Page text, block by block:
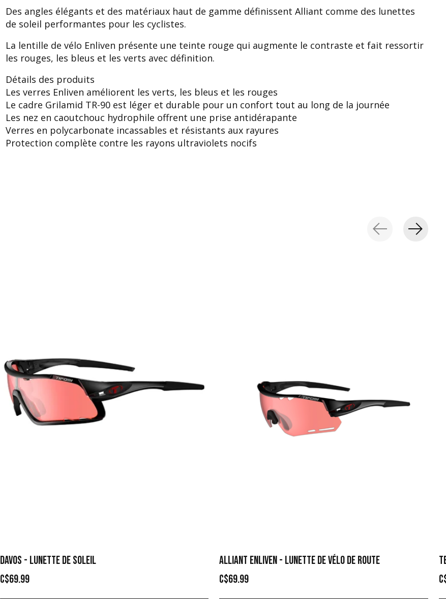
Des angles élégants et des matériaux haut de gamme définissent Alliant comme des lunettes
de soleil performantes pour les cyclistes.
La lentille de vélo Enliven présente une teinte rouge qui augmente le contraste et fait ressortir
les rouges, les bleus et les verts avec définition.
Détails des produits
Les verres Enliven améliorent les verts, les bleus et les rouges
Le cadre Grilamid TR-90 est léger et durable pour un confort tout au long de la journée
Les nez en caoutchouc hydrophile offrent une prise antidérapante
Verres en polycarbonate incassables et résistants aux rayures
Protection complète contre les rayons ultraviolets nocifs
DAVOS - LUNETTE DE SOLEIL
C$69.99
ALLIANT ENLIVEN - LUNETTE DE VÉLO DE ROUTE
C$69.99